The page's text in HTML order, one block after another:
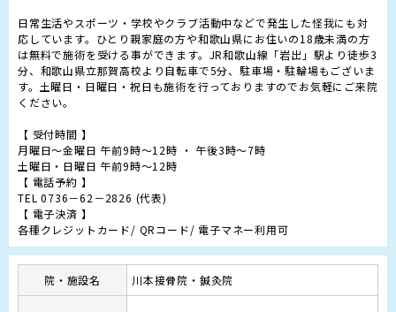
日常生活やスポーツ・学校やクラブ活動中などで発生した怪我にも対
応しています。ひとり親家庭の方や和歌山県にお住いの18歳未満の方
は無料で施術を受ける事ができます。JR和歌山線「岩出」駅より徒歩3
分、和歌山県立那賀高校より自転車で5分、駐車場・駐輪場もございま
す。土曜日・日曜日・祝日も施術を行っておりますのでお気軽にご来院
ください。
【 受付時間 】
月曜日～金曜日 午前9時～12時 ・ 午後3時～7時
土曜日・日曜日 午前9時～12時
【 電話予約 】
TEL 0736－62－2826 (代表)
【 電子決済 】
各種クレジットカード/ QRコード/ 電子マネー利用可
院・施設名 川本接骨院・鍼灸院